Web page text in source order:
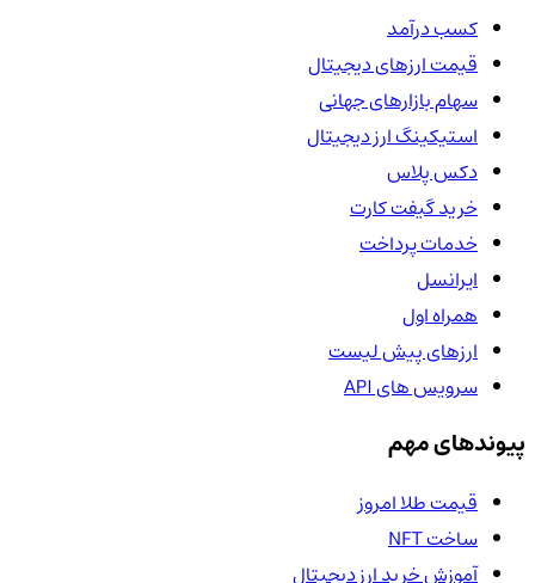
کسب درآمد
قیمت ارزهای دیجیتال
سهام بازارهای جهانی
استیکینگ ارز دیجیتال
دکس پلاس
خرید گیفت کارت
خدمات پرداخت
ایرانسل
همراه اول
ارزهای پیش لیست
سرویس های API
پیوندهای مهم
قیمت طلا امروز
ساخت NFT
آموزش خرید ارز دیجیتال